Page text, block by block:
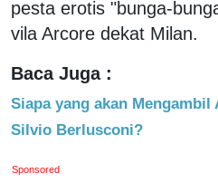
pesta erotis "bunga-
vila Arcore dekat Milan.
Baca Juga :
Siapa yang akan
Silvio Berlusconi?
Sponsored